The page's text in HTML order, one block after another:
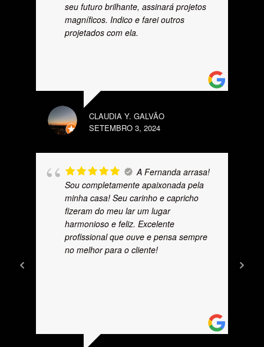
seu futuro brilhante, assinará projetos
magníficos. Indico e farei outros
projetados com ela.
CLAUDIA Y. GALVÃO
SETEMBRO 3, 2024
A Fernanda arrasa!
Sou completamente apaixonada pela
minha casa! Seu carinho e capricho
fizeram do meu lar um lugar
harmonioso e feliz. Excelente
profissional que ouve e pensa sempre
no melhor para o cliente!